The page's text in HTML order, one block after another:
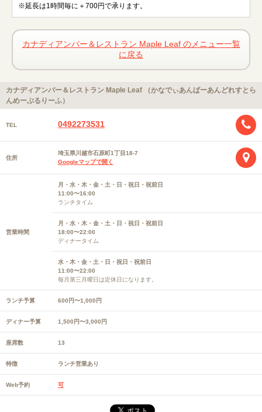
※延長は1時間毎に＋700円で承ります。
カナディアンバー＆レストラン Maple Leaf のメニュー一覧
に戻る
カナディアンバー＆レストラン Maple Leaf （かなでぃあんばーあんどれすとら
んめーぷるりーふ）
TEL 0492273531
住所
埼玉県川越市石原町1丁目18-7
Googleマップで開く
営業時間
月・水・木・金・土・日・祝日・祝前日
11:00〜16:00
ランチタイム
月・水・木・金・土・日・祝日・祝前日
18:00〜22:00
ディナータイム
水・木・金・土・日・祝日・祝前日
11:00〜22:00
毎月第三月曜日は定休日になります。
ランチ予算 600円〜1,000円
ディナー予算 1,500円〜3,000円
座席数 13
特徴 ランチ営業あり
Web予約 可